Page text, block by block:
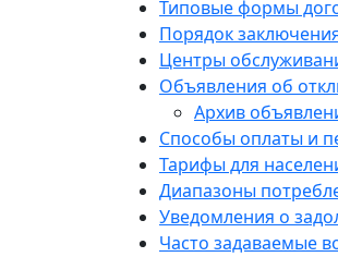
Типовые формы
Порядок
Центры
Объявления об
Архив
Способы оплаты и
Тарифы для
Диапазоны
Уведомления о
Часто задаваемые